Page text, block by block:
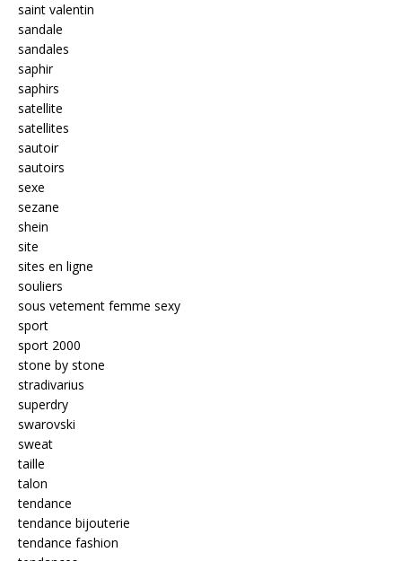
saint valentin
sandale
sandales
saphir
saphirs
satellite
satellites
sautoir
sautoirs
sexe
sezane
shein
site
sites en ligne
souliers
sous vetement femme sexy
sport
sport 2000
stone by stone
stradivarius
superdry
swarovski
sweat
taille
talon
tendance
tendance bijouterie
tendance fashion